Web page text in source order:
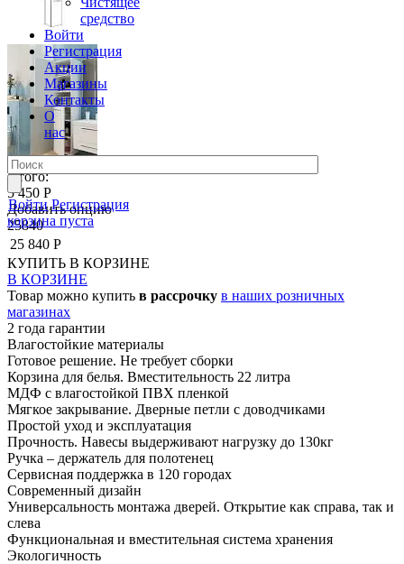
средство
Войти
Регистрация
Акции
Магазины
Контакты
О
нас
Войти Регистрация
корзина пуста
Итого:
5 450 Р
Добавить опцию
25840
25 840 Р
КУПИТЬ В КОРЗИНЕ
В КОРЗИНЕ
Товар можно купить в рассрочку в наших розничных
магазинах
2 года гарантии
Влагостойкие материалы
Готовое решение. Не требует сборки
Корзина для белья. Вместительность 22 литра
МДФ с влагостойкой ПВХ пленкой
Мягкое закрывание. Дверные петли с доводчиками
Простой уход и эксплуатация
Прочность. Навесы выдерживают нагрузку до 130кг
Ручка – держатель для полотенец
Сервисная поддержка в 120 городах
Современный дизайн
Универсальность монтажа дверей. Открытие как справа, так и
слева
Функциональная и вместительная система хранения
Экологичность